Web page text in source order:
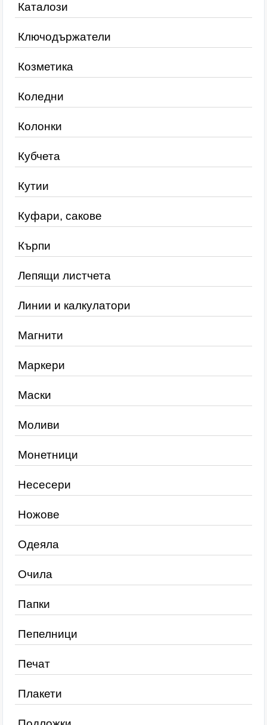
Каталози
Ключодържатели
Козметика
Коледни
Колонки
Кубчета
Кутии
Куфари, сакове
Кърпи
Лепящи листчета
Линии и калкулатори
Магнити
Маркери
Маски
Моливи
Монетници
Несесери
Ножове
Одеяла
Очила
Папки
Пепелници
Печат
Плакети